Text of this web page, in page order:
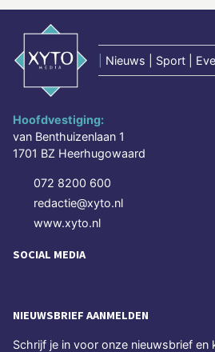
Nieuws | Sport |
Hoofdvestiging:
van Benthuizenlaan 1
1701 BZ Heerhugowaard
072 8200 600
redactie@xyto.nl
www.xyto.nl
SOCIAL MEDIA
NIEUWSBRIEF AANMELDEN
Schrijf je in voor onze nieuwsbrief en